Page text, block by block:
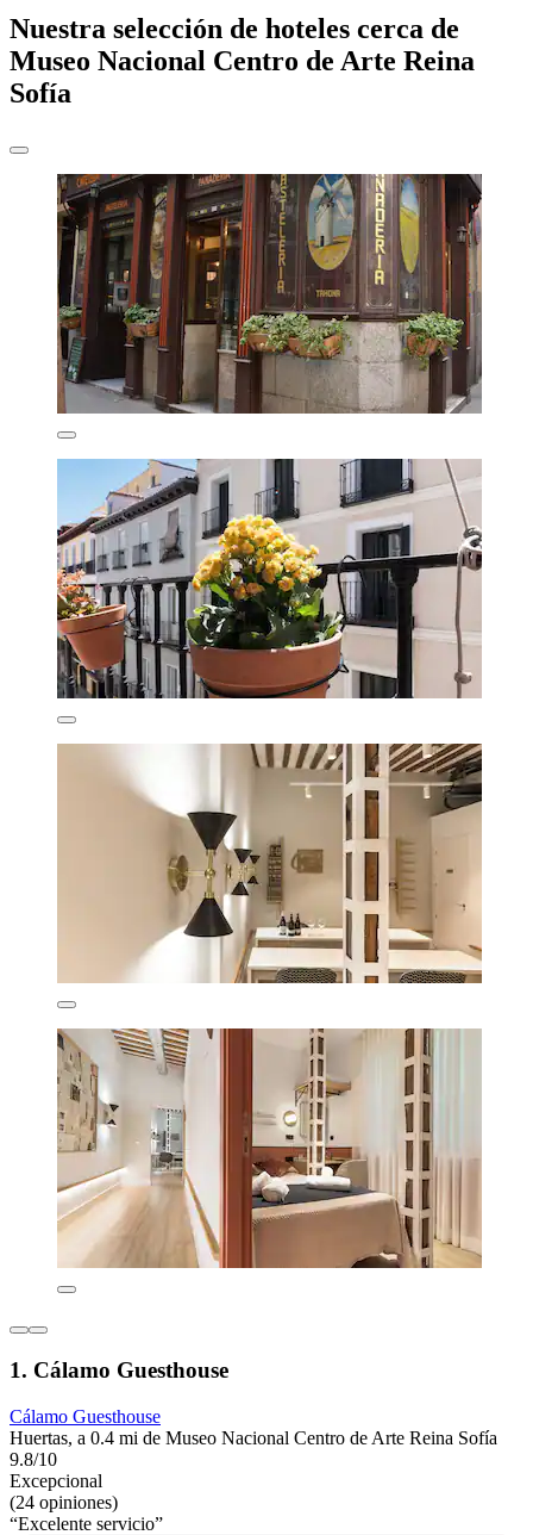
Nuestra selección de hoteles cerca de
Museo Nacional Centro de Arte Reina
Sofía
1. Cálamo Guesthouse
Cálamo Guesthouse
Huertas, a 0.4 mi de Museo Nacional Centro de Arte Reina Sofía
9.8/10
Excepcional
(24 opiniones)
“Excelente servicio”